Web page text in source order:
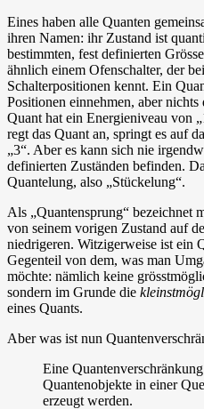
Eines haben alle Quanten
ihren Namen: ihr Zustand ist
bestimmten, fest definierten
ähnlich einem Ofenschalter, der
Schalterpositionen kennt. Ein
Positionen einnehmen, aber
Quant hat ein Energieniveau von
regt das Quant an, springt es auf
„3“. Aber es kann sich nie
definierten Zuständen befinden.
Quantelung, also „Stückelung“.
Als „Quantensprung“ bezeichnet
von seinem vorigen Zustand auf
niedrigeren. Witzigerweise ist ein
Gegenteil von dem, was man
möchte: nämlich keine
sondern im Grunde die
eines Quants.
Aber was ist nun
Eine
Quantenobjekte in einer
erzeugt werden.